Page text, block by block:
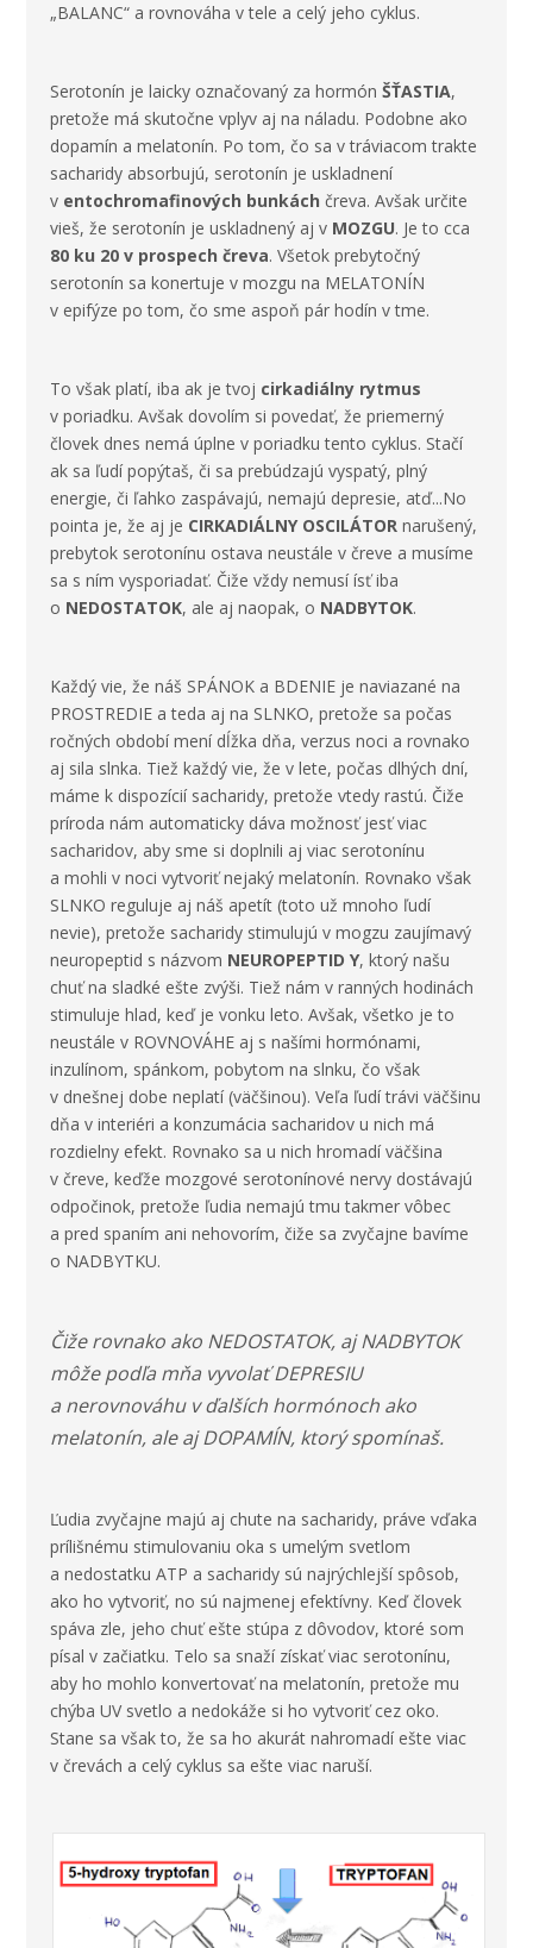
„BALANC“ a rovnováha v tele a celý jeho cyklus.
Serotonín je laicky označovaný za hormónŠŤASTIA,
pretože má skutočne vplyv aj na náladu. Podobne ako
dopamín a melatonín. Po tom, čo sa v tráviacom trakte
sacharidy absorbujú, serotonín je uskladnení
v entochromafinových bunkách čreva. Avšak určite
vieš, že serotonín je uskladnený aj v MOZGU. Je to cca
80 ku 20 v prospech čreva. Všetok prebytočný
serotonín sa konertuje v mozgu na MELATONÍN
v epifýze po tom, čo sme aspoň pár hodín v tme.
To však platí, iba ak je tvoj cirkadiálny rytmus
v poriadku. Avšak dovolím si povedať, že priemerný
človek dnes nemá úplne v poriadku tento cyklus. Stačí
ak sa ľudí popýtaš, či sa prebúdzajú vyspatý, plný
energie, či ľahko zaspávajú, nemajú depresie, atď...No
pointa je, že aj je CIRKADIÁLNY OSCILÁTOR narušený,
prebytok serotonínu ostava neustále v čreve a musíme
sa s ním vysporiadať. Čiže vždy nemusí ísť iba
o NEDOSTATOK, ale aj naopak, o NADBYTOK.
Každý vie, že náš SPÁNOK a BDENIE je naviazané na
PROSTREDIE a teda aj na SLNKO, pretože sa počas
ročných období mení dĺžka dňa, verzus noci a rovnako
aj sila slnka. Tiež každý vie, že v lete, počas dlhých dní,
máme k dispozícií sacharidy, pretože vtedy rastú. Čiže
príroda nám automaticky dáva možnosť jesť viac
sacharidov, aby sme si doplnili aj viac serotonínu
a mohli v noci vytvoriť nejaký melatonín. Rovnako však
SLNKO reguluje aj náš apetít (toto už mnoho ľudí
nevie), pretože sacharidy stimulujú v mogzu zaujímavý
neuropeptid s názvom NEUROPEPTID Y, ktorý našu
chuť na sladké ešte zvýši. Tiež nám v ranných hodinách
stimuluje hlad, keď je vonku leto. Avšak, všetko je to
neustále v ROVNOVÁHE aj s našími hormónami,
inzulínom, spánkom, pobytom na slnku, čo však
v dnešnej dobe neplatí (väčšinou). Veľa ľudí trávi väčšinu
dňa v interiéri a konzumácia sacharidov u nich má
rozdielny efekt. Rovnako sa u nich hromadí väčšina
v čreve, keďže mozgové serotonínové nervy dostávajú
odpočinok, pretože ľudia nemajú tmu takmer vôbec
a pred spaním ani nehovorím, čiže sa zvyčajne bavíme
o NADBYTKU.
Čiže rovnako ako NEDOSTATOK, aj NADBYTOK
môže podľa mňa vyvolať DEPRESIU
a nerovnováhu v ďalších hormónoch ako
melatonín, ale aj DOPAMÍN, ktorý spomínaš.
Ľudia zvyčajne majú aj chute na sacharidy, práve vďaka
prílišnému stimulovaniu oka s umelým svetlom
a nedostatku ATP a sacharidy sú najrýchlejší spôsob,
ako ho vytvoriť, no sú najmenej efektívny. Keď človek
spáva zle, jeho chuť ešte stúpa z dôvodov, ktoré som
písal v začiatku. Telo sa snaží získať viac serotonínu,
aby ho mohlo konvertovať na melatonín, pretože mu
chýba UV svetlo a nedokáže si ho vytvoriť cez oko.
Stane sa však to, že sa ho akurát nahromadí ešte viac
v črevách a celý cyklus sa ešte viac naruší.